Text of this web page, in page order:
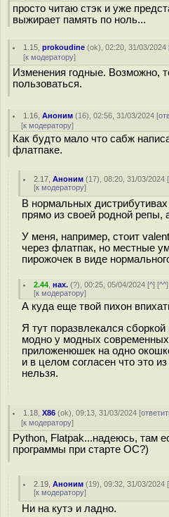
просто читаю стэк и уже
выжирает память по ноль...
1.15 ,prokoudine (ok), 02:20, 31/03/2024
[к модератору]
Изменения годные. Возможно,
пользоваться.
1.16 ,Аноним (16), 02:56, 31/03/2024 [
[к модератору]
Как будто мало что сабж
флатпаке.
2.17 ,Аноним (17), 08:20, 31/03/2024 [
[к модератору]
В нормальных
прямо из своей родной репы,
У меня, например, стоит
через флатпак, но местные
пирожочек в виде
2.44 ,нах. (?), 00:25, 05/04/2024 [^] [^^
[к модератору]
А куда еще твой пихон
Я тут поразвлекался
модно у модных современных
приложенюшек на одно
и в целом согласен что это
нельзя.
1.18 ,X86 (ok), 09:13, 31/03/2024 [
[к модератору]
Python, Flatpak...надеюсь, там
программы при старте ОС?)
2.19 ,Аноним (19), 09:32, 31/03/2024 [
[к модератору]
Ни на кутэ и ладно.